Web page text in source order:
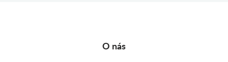
O nás